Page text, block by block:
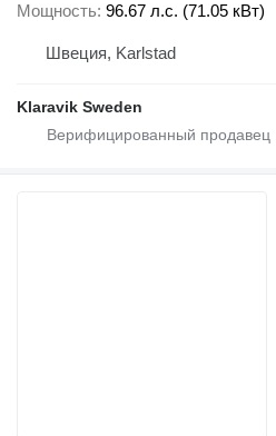
Мощность 96.67 л.с. (71.05 кВт)
Швеция, Karlstad
Klaravik Sweden